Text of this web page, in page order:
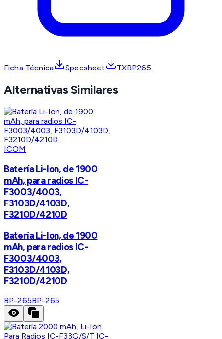
Ficha Técnica Specsheet TXBP265
Alternativas Similares
ICOM
Batería Li-Ion, de 1900
mAh, para radios IC-
F3003/4003,
F3103D/4103D,
F3210D/4210D
Batería Li-Ion, de 1900
mAh, para radios IC-
F3003/4003,
F3103D/4103D,
F3210D/4210D
BP-265BP-265